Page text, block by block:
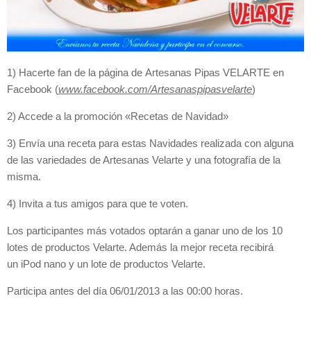
1) Hacerte fan de la página de Artesanas Pipas VELARTE en
Facebook (www.facebook.com/Artesanaspipasvelarte)
2) Accede a la promoción «Recetas de Navidad»
3) Envía una receta para estas Navidades realizada con alguna
de las variedades de Artesanas Velarte y una fotografía de la
misma.
4) Invita a tus amigos para que te voten.
Los participantes más votados optarán a ganar uno de los 10
lotes de productos Velarte. Además la mejor receta recibirá
un iPod nano y un lote de productos Velarte.
Participa antes del día 06/01/2013 a las 00:00 horas.